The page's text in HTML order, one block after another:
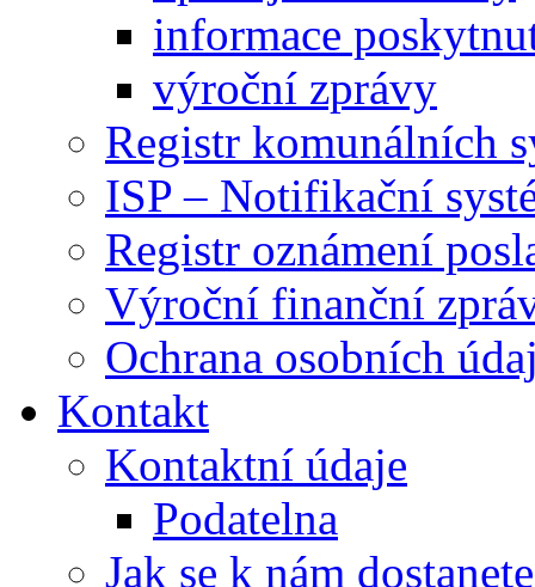
informace
výroční zprávy
Registr komunálních
ISP – Notifikační
Registr oznámení
Výroční finanční
Ochrana osobních
Kontakt
Kontaktní údaje
Podatelna
Jak se k nám